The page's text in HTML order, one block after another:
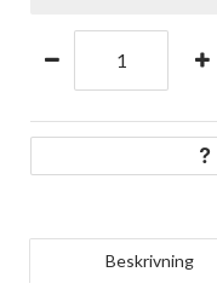
Beskrivning